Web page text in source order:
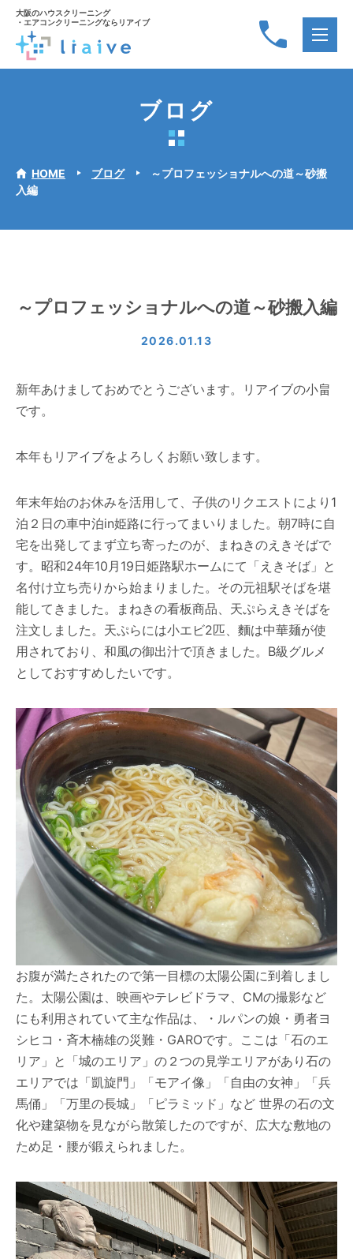
大阪のハウスクリーニング
・エアコンクリーニングならリアイブ
ブログ
HOME ブログ
～プロフェッショナルへの道～砂搬
入編
～プロフェッショナルへの道～砂搬入編
2026.01.13
新年あけましておめでとうございます。リアイブの小畠
です。
本年もリアイブをよろしくお願い致します。
年末年始のお休みを活用して、子供のリクエストにより1
泊２日の車中泊in姫路に行ってまいりました。朝7時に自
宅を出発してまず立ち寄ったのが、まねきのえきそばで
す。昭和24年10月19日姫路駅ホームにて「えきそば」と
名付け立ち売りから始まりました。その元祖駅そばを堪
能してきました。まねきの看板商品、天ぷらえきそばを
注文しました。天ぷらには小エビ2匹、麵は中華麺が使
用されており、和風の御出汁で頂きました。B級グルメ
としておすすめしたいです。
お腹が満たされたので第一目標の太陽公園に到着しまし
た。太陽公園は、映画やテレビドラマ、CMの撮影など
にも利用されていて主な作品は、・ルパンの娘・勇者ヨ
シヒコ・斉木楠雄の災難・GAROです。ここは「石のエ
リア」と「城のエリア」の２つの見学エリアがあり石の
エリアでは「凱旋門」「モアイ像」「自由の女神」「兵
馬俑」「万里の長城」「ピラミッド」など 世界の石の文
化や建築物を見ながら散策したのですが、広大な敷地の
ため足・腰が鍛えられました。